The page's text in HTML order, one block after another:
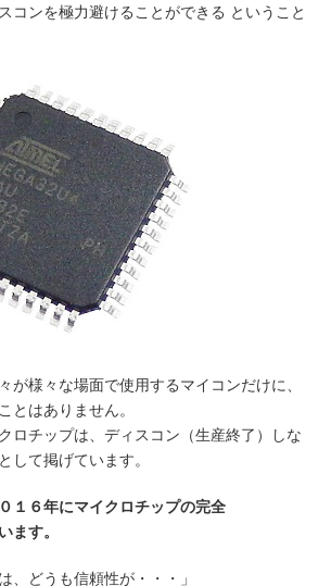
コンを極力避けることができる ということ
が様々な場面で使用するマイコンだけに、
とはありません。
ロチップは、ディスコン（生産終了）しな
して掲げています。
６年にマイクロチップの完全
す。
、どうも信頼性が・・・」